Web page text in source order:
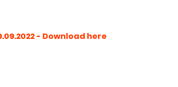
- Download here